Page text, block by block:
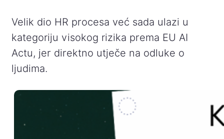
Velik dio HR procesa već sada ulazi u
kategoriju visokog rizika prema EU AI
Actu, jer direktno utječe na odluke o
ljudima.